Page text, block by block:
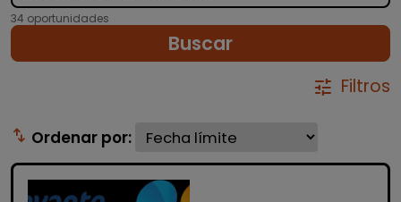
34 oportunidades
Buscar
tune Filtros
swap_vert Ordenar por: